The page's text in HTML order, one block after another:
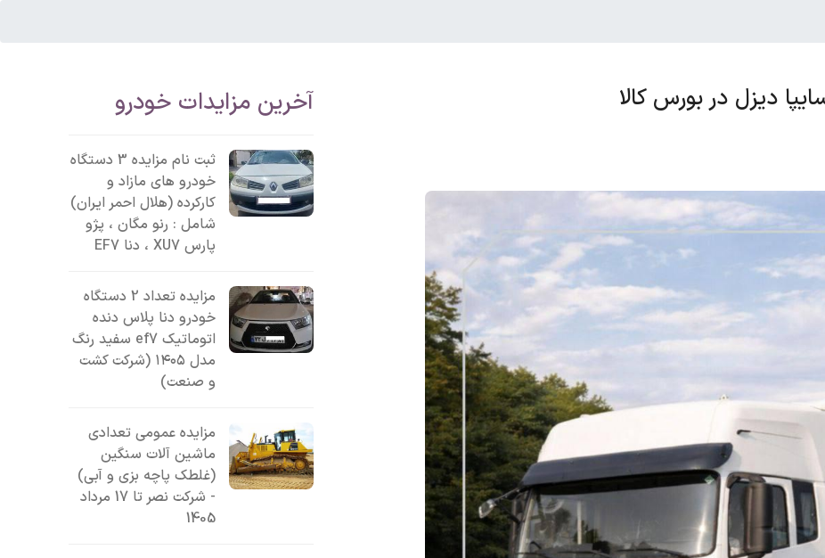
آخرین مزایدات خودرو
ثبت نام مزایده 3 دستگاه
خودرو های مازاد و
کارکرده (هلال احمر ایران)
شامل : رنو مگان ، پژو
پارس XU7 ، دنا EF7
مزایده تعداد 2 دستگاه
خودرو دنا پلاس دنده
اتوماتیک ef7 سفید رنگ
مدل ۱۴۰۵ (شرکت کشت
و صنعت)
مزایده عمومی تعدادی
ماشین آلات سنگین
(غلطک پاچه بزی و آبی)
- شرکت نصر تا 17 مرداد
1405